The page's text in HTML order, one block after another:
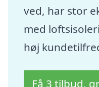
ved, har stor
med
høj
Få 3 tilbud,